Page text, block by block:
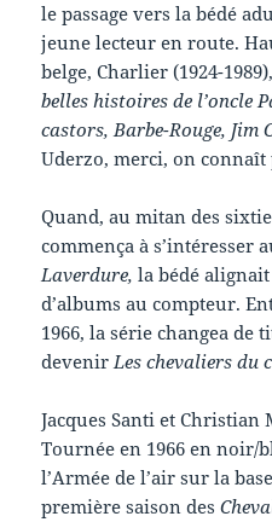
le passage vers la bédé
jeune lecteur en route.
belge, Charlier (1924-
belles histoires de l’oncle
castors, Barbe-Rouge, Jim
Uderzo, merci, on
Quand, au mitan des
commença à s’intéresser
Laverdure, la bédé
d’albums au compteur.
1966, la série changea de
devenirLes chevaliers du
Jacques Santi et Christian
Tournée en 1966 en noir/
l’Armée de l’air sur la
première saison des